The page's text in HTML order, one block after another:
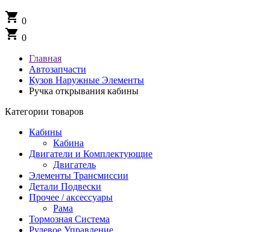
shopping_cart 0
shopping_cart 0
Главная
Автозапчасти
Кузов Наружные Элементы
Ручка открывания кабины
Категории товаров
Кабины
Кабина
Двигатели и Комплектующие
Двигатель
Элементы Трансмиссии
Детали Подвески
Прочее / аксессуары
Рама
Тормозная Система
Рулевое Управление